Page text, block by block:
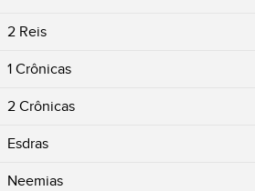
2 Reis
1 Crônicas
2 Crônicas
Esdras
Neemias